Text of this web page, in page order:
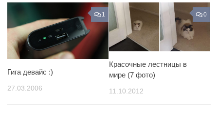
1
Гига девайс :)
27.03.2006
0
Красочные лестницы в
мире (7 фото)
11.10.2012